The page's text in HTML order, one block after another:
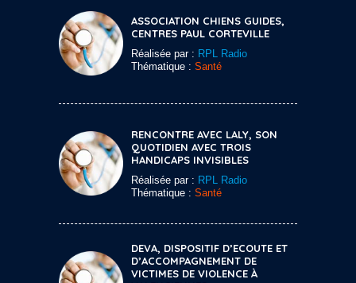
ASSOCIATION CHIENS GUIDES,
CENTRES PAUL CORTEVILLE
Réalisée par : RPL Radio
Thématique : Santé
RENCONTRE AVEC LALY, SON
QUOTIDIEN AVEC TROIS
HANDICAPS INVISIBLES
Réalisée par : RPL Radio
Thématique : Santé
DEVA, DISPOSITIF D’ECOUTE ET
D’ACCOMPAGNEMENT DE
VICTIMES DE VIOLENCE À